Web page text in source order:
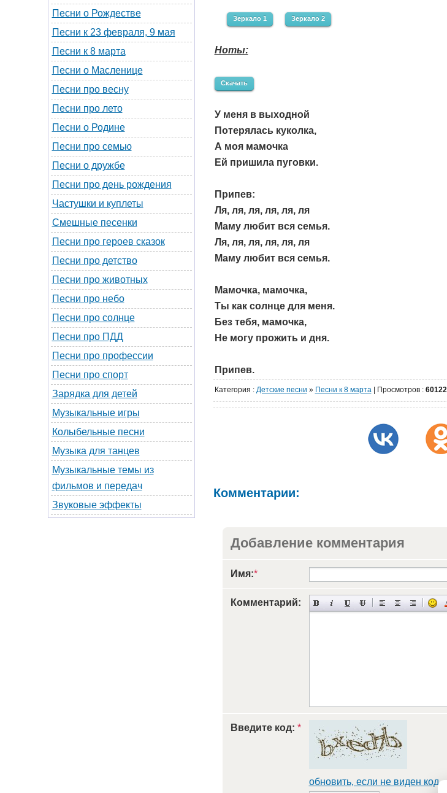
Песни о Рождестве
Песни к 23 февраля, 9 мая
Песни к 8 марта
Песни о Масленице
Песни про весну
Песни про лето
Песни о Родине
Песни про семью
Песни о дружбе
Песни про день рождения
Частушки и куплеты
Смешные песенки
Песни про героев сказок
Песни про детство
Песни про животных
Песни про небо
Песни про солнце
Песни про ПДД
Песни про профессии
Песни про спорт
Зарядка для детей
Музыкальные игры
Колыбельные песни
Музыка для танцев
Музыкальные темы из
фильмов и передач
Звуковые эффекты
Зеркало 1 Зеркало 2
Ноты:
Скачать
У меня в выходной
Потерялась куколка,
А моя мамочка
Ей пришила пуговки.
Припев:
Ля, ля, ля, ля, ля, ля
Маму любит вся семья.
Ля, ля, ля, ля, ля, ля
Маму любит вся семья.
Мамочка, мамочка,
Ты как солнце для меня.
Без тебя, мамочка,
Не могу прожить и дня.
Припев.
Категория : Детские песни » Песни к 8 марта | Просмотров : 60122
Комментарии:
Добавление комментария
Имя:*
Комментарий:
Введите код: *
обновить, если не виден код